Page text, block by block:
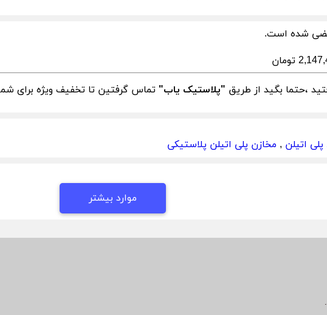
شده است.
تومان
،حتما بگید از طریق "پلاستیک یاب"تماس گرفتین تا تخفیف ویژه برای
اتیلن , مخازن پلی اتیلن پلاستیکی
موارد بیشتر